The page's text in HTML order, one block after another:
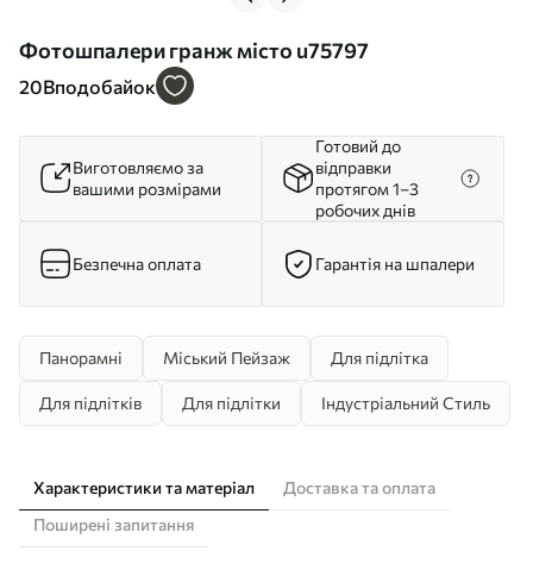
Фотошпалери гранж місто u75797
20Вподобайок
Виготовляємо за
вашими розмірами
Готовий до
відправки
протягом 1–3
робочих днів
Безпечна оплата Гарантія на шпалери
Панорамні Міський Пейзаж Для підлітка
Для підлітків Для підлітки Індустріальний Стиль
Характеристики та матеріал
Доставка та оплата
Поширені запитання